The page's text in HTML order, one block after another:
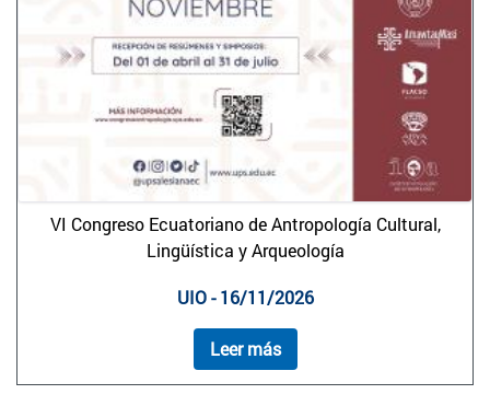
VI Congreso Ecuatoriano de Antropología Cultural,
Lingüística y Arqueología
UIO - 16/11/2026
Leer más